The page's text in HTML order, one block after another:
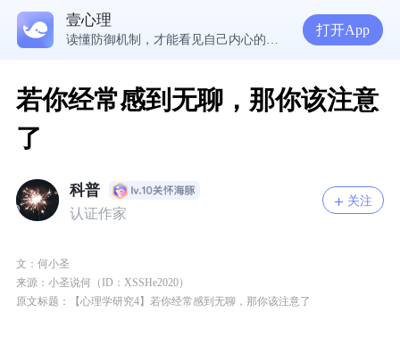
壹心理
5300万人在这里获得专业心理帮助
打开App
若你经常感到无聊，那你该注意
了
科普
认证作家
关注
文： 何小圣
来源：小圣说何（ID：XSSHe2020）
原文标题：【心理学研究4】若你经常感到无聊，那你该注意了